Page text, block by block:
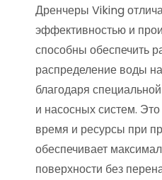
Дренчеры Viking
эффективностью и
способны обеспечить
распределение воды
благодаря
и насосных систем.
время и ресурсы при
обеспечивает
поверхности без